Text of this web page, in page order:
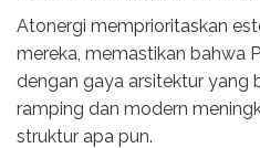
Atonergi memprioritaskan
mereka, memastikan bahwa
dengan gaya arsitektur yang
ramping dan modern
struktur apa pun.